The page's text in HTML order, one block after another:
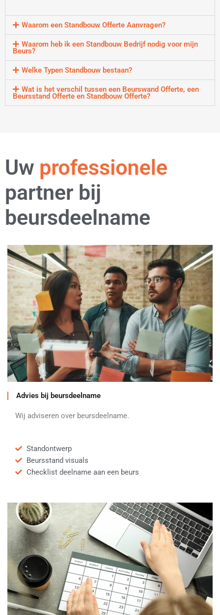
Waarom een Standbouw Offerte Aanvragen?
Waarom heb ik een Standbouw Bedrijf nodig voor mijn
Beurs?
Welke Typen Standbouw bestaan?
Wat is het verschil tussen een Beurswand Offerte, een
Beursstand Offerte en Standbouw Offerte?
Uw professionele
partner bij
beursdeelname
Advies bij beursdeelname
Wij adviseren over beursdeelname.
Standontwerp
Beursstand visuals
Checklist deelname aan een beurs